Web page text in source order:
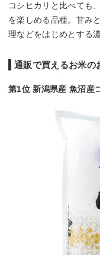
コシヒカリと比べても
を楽しめる品種。甘み
理などをはじめとする
通販で買えるお米の
第1位 新潟県産 魚沼産